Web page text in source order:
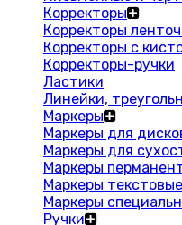
Корректоры
Корректоры
Корректоры с
Корректоры-ручки
Ластики
Линейки,
Маркеры
Маркеры для
Маркеры для
Маркеры
Маркеры текстовые
Маркеры
Ручки